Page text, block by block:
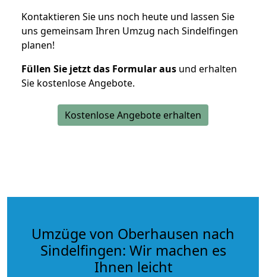
Kontaktieren Sie uns noch heute und lassen Sie
uns gemeinsam Ihren Umzug nach Sindelfingen
planen!
Füllen Sie jetzt das Formular aus und erhalten
Sie kostenlose Angebote.
Kostenlose Angebote erhalten
Umzüge von Oberhausen nach
Sindelfingen: Wir machen es
Ihnen leicht